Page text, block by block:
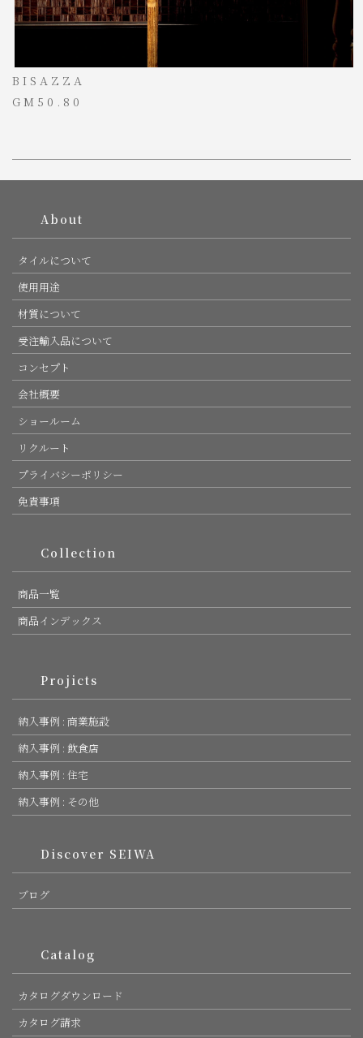
BISAZZA
GM50.80
About
タイルについて
使用用途
材質について
受注輸入品について
コンセプト
会社概要
ショールーム
リクルート
プライバシーポリシー
免責事項
Collection
商品一覧
商品インデックス
Projicts
納入事例 : 商業施設
納入事例 : 飲食店
納入事例 : 住宅
納入事例 : その他
Discover SEIWA
ブログ
Catalog
カタログダウンロード
カタログ請求